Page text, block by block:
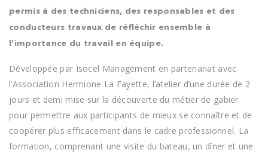
permis à des techniciens, des responsables et des
conducteurs travaux de réfléchir ensemble à
l’importance du travail en équipe.
Développée par Isocel Management en partenariat avec
l’Association Hermione La Fayette, l’atelier d’une durée de 2
jours et demi mise sur la découverte du métier de gabier
pour permettre aux participants de mieux se connaître et de
coopérer plus efficacement dans le cadre professionnel. La
formation, comprenant une visite du bateau, un dîner et une